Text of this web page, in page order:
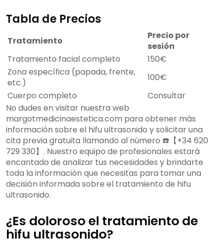
Tabla de Precios
Tratamiento
Precio por
sesión
Tratamiento facial completo
150€
Zona específica (papada, frente,
etc.)
100€
Cuerpo completo
Consultar
No dudes en visitar nuestra web
margotmedicinaestetica.com para obtener más
información sobre el hifu ultrasonido y solicitar una
cita previa gratuita llamando al número ☎️【+34 620
729 330】. Nuestro equipo de profesionales estará
encantado de analizar tus necesidades y brindarte
toda la información que necesitas para tomar una
decisión informada sobre el tratamiento de hifu
ultrasonido.
¿Es doloroso el tratamiento de
hifu ultrasonido?